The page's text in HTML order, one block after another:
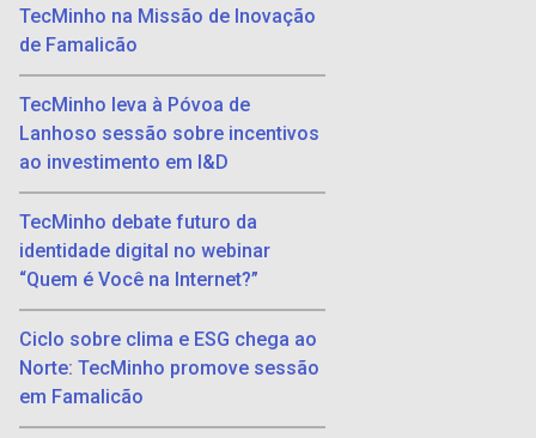
TecMinho na Missão de Inovação
de Famalicão
TecMinho leva à Póvoa de
Lanhoso sessão sobre incentivos
ao investimento em I&D
TecMinho debate futuro da
identidade digital no webinar
“Quem é Você na Internet?”
Ciclo sobre clima e ESG chega ao
Norte: TecMinho promove sessão
em Famalicão